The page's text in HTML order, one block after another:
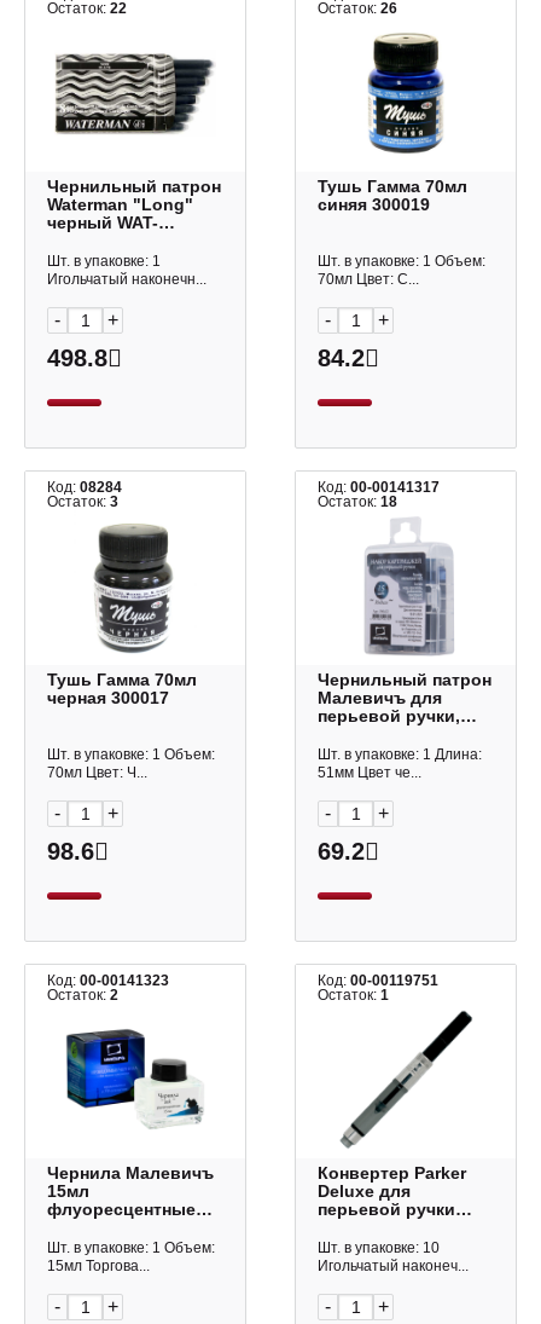
Остаток: 22
Чернильный патрон
Waterman "Long"
черный WAT-
Шт. в упаковке: 1
Игольчатый наконечн...
- +
498.8
Остаток:26
Тушь Гамма 70мл
синяя 300019
Шт. в упаковке: 1 Объем:
70мл Цвет: С...
- +
84.2
Код: 08284
Остаток: 3
Тушь Гамма 70мл
черная 300017
Шт. в упаковке: 1 Объем:
70мл Цвет: Ч...
- +
98.6
Код:00-00141317
Остаток:18
Чернильный патрон
Малевичъ для
перьевой ручки,
(15шт)
Шт. в упаковке: 1 Длина:
51мм Цвет че...
- +
69.2
Код: 00-00141323
Остаток: 2
Чернила Малевичъ
15мл
флуоресцентные
Шт. в упаковке: 1 Объем:
15мл Торгова...
- +
Код:00-00119751
Остаток:1
Конвертер Parker
Deluxe для
перьевой ручки
Шт. в упаковке: 10
Игольчатый наконеч...
- +